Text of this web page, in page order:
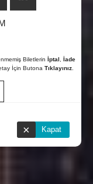
BILETI
Kapat
×
Biletlerin İptal, İade
İçin Butona Tıklayınız.